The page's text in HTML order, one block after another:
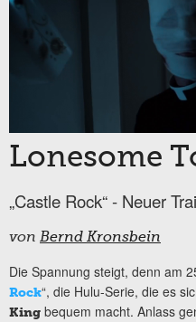
Lonesome
„Castle Rock“ - Neuer
von Bernd Kronsbein
Die Spannung steigt, denn am
Rock“, die Hulu-Serie, die es
King bequem macht. Anlass